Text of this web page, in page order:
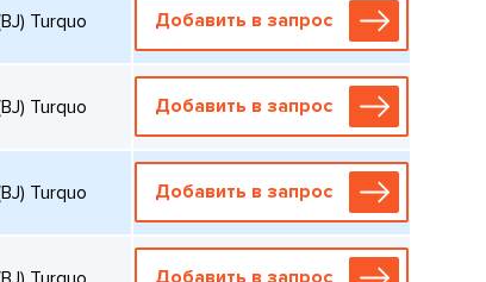
Turquo Добавить в запрос
Turquo Добавить в запрос
Turquo Добавить в запрос
Добавить в запрос